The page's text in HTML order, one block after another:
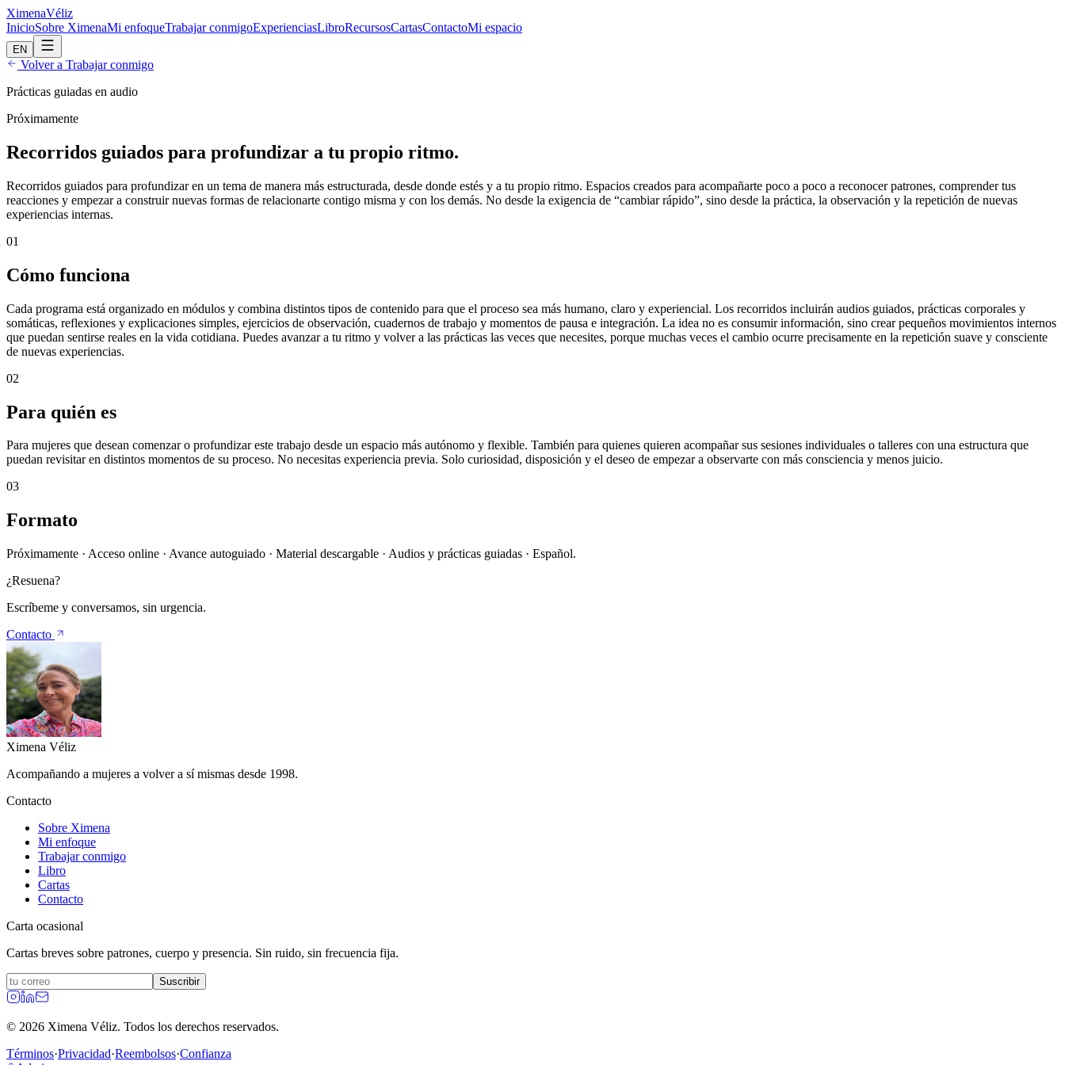
XimenaVéliz
InicioSobre XimenaMi enfoqueTrabajar conmigoExperienciasLibroRecursosCartasContactoMi espacio
EN
Volver a Trabajar conmigo
Prácticas guiadas en audio
Próximamente
Recorridos guiados para profundizar a tu propio ritmo.
Recorridos guiados para profundizar en un tema de manera más estructurada, desde donde estés y a tu propio ritmo. Espacios creados para acompañarte poco a poco a reconocer patrones, comprender tus
reacciones y empezar a construir nuevas formas de relacionarte contigo misma y con los demás. No desde la exigencia de “cambiar rápido”, sino desde la práctica, la observación y la repetición de nuevas
experiencias internas.
01
Cómo funciona
Cada programa está organizado en módulos y combina distintos tipos de contenido para que el proceso sea más humano, claro y experiencial. Los recorridos incluirán audios guiados, prácticas corporales y
somáticas, reflexiones y explicaciones simples, ejercicios de observación, cuadernos de trabajo y momentos de pausa e integración. La idea no es consumir información, sino crear pequeños movimientos internos
que puedan sentirse reales en la vida cotidiana. Puedes avanzar a tu ritmo y volver a las prácticas las veces que necesites, porque muchas veces el cambio ocurre precisamente en la repetición suave y consciente
de nuevas experiencias.
02
Para quién es
Para mujeres que desean comenzar o profundizar este trabajo desde un espacio más autónomo y flexible. También para quienes quieren acompañar sus sesiones individuales o talleres con una estructura que
puedan revisitar en distintos momentos de su proceso. No necesitas experiencia previa. Solo curiosidad, disposición y el deseo de empezar a observarte con más consciencia y menos juicio.
03
Formato
Próximamente · Acceso online · Avance autoguiado · Material descargable · Audios y prácticas guiadas · Español.
¿Resuena?
Escríbeme y conversamos, sin urgencia.
Contacto
Ximena Véliz
Acompañando a mujeres a volver a sí mismas desde 1998.
Contacto
Sobre Ximena
Mi enfoque
Trabajar conmigo
Libro
Cartas
Contacto
Carta ocasional
Cartas breves sobre patrones, cuerpo y presencia. Sin ruido, sin frecuencia fija.
Suscribir
© 2026 Ximena Véliz. Todos los derechos reservados.
Términos·Privacidad·Reembolsos·Confianza